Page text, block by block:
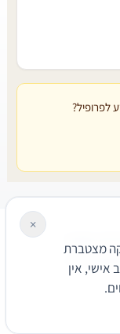
לפרופיל?
פרטיות
מצטברת
אין
×